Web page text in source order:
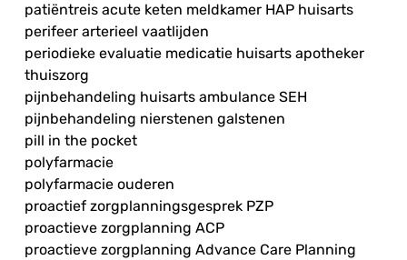
patiëntreis acute keten meldkamer HAP huisarts
perifeer arterieel vaatlijden
periodieke evaluatie medicatie huisarts apotheker
thuiszorg
pijnbehandeling huisarts ambulance SEH
pijnbehandeling nierstenen galstenen
pill in the pocket
polyfarmacie
polyfarmacie ouderen
proactief zorgplanningsgesprek PZP
proactieve zorgplanning ACP
proactieve zorgplanning Advance Care Planning